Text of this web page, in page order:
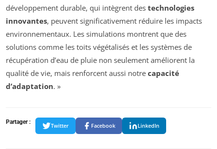
développement durable, qui intègrent des technologies
innovantes, peuvent significativement réduire les impacts
environnementaux. Les simulations montrent que des
solutions comme les toits végétalisés et les systèmes de
récupération d’eau de pluie non seulement améliorent la
qualité de vie, mais renforcent aussi notre capacité
d’adaptation. »
Partager :
Twitter Facebook LinkedIn